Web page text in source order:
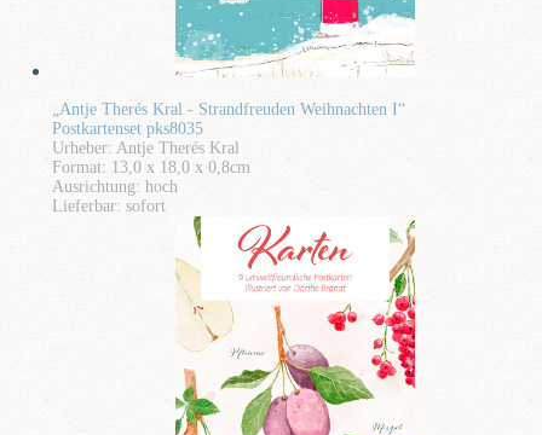
„Antje Therés Kral - Strandfreuden Weihnachten I“
Postkartenset pks8035
Urheber: Antje Therés Kral
Format: 13,0 x 18,0 x 0,8cm
Ausrichtung: hoch
Lieferbar: sofort